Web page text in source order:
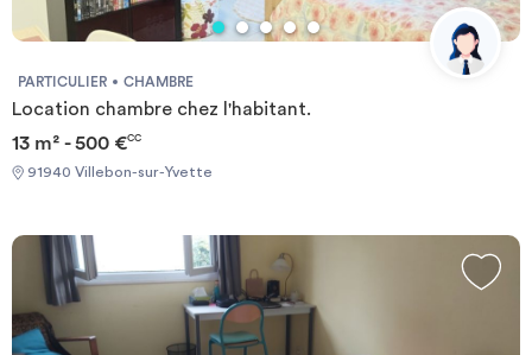
PARTICULIER CHAMBRE
Location chambre chez l'habitant.
13 m² - 500 €CC
91940 Villebon-sur-Yvette